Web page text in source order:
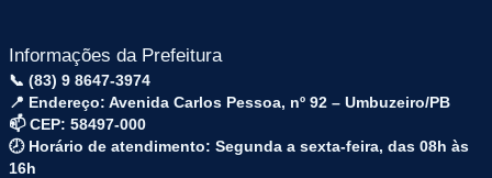
Informações da Prefeitura
📞 (83) 9 8647-3974
📍 Endereço: Avenida Carlos Pessoa, nº 92 – Umbuzeiro/PB
📫 CEP: 58497-000
🕗 Horário de atendimento: Segunda a sexta-feira, das 08h às
16h